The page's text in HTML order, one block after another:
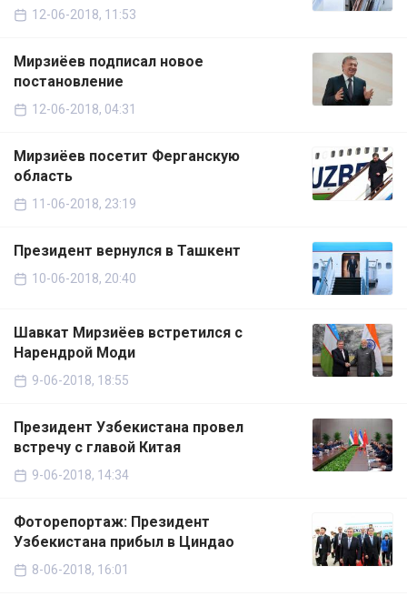
12-06-2018, 11:53
Мирзиёев подписал новое
постановление
12-06-2018, 04:31
Мирзиёев посетит Ферганскую
область
11-06-2018, 23:19
Президент вернулся в Ташкент
10-06-2018, 20:40
Шавкат Мирзиёев встретился с
Нарендрой Моди
9-06-2018, 18:55
Президент Узбекистана провел
встречу с главой Китая
9-06-2018, 14:34
Фоторепортаж: Президент
Узбекистана прибыл в Циндао
8-06-2018, 16:01